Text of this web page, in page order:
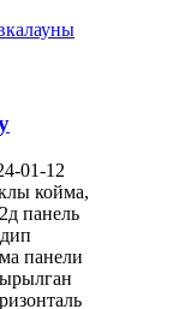
01-12
койма,
панель
панели